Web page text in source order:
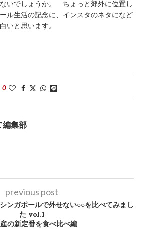
いでしょうか。 ちょっと郊外に位置し
ル生活の記念に、インスタのネタになど
いと思います。
0
集部
previous post
ンガポールで外せない○○を比べてみまし
た vol.1
の新定番を食べ比べ編